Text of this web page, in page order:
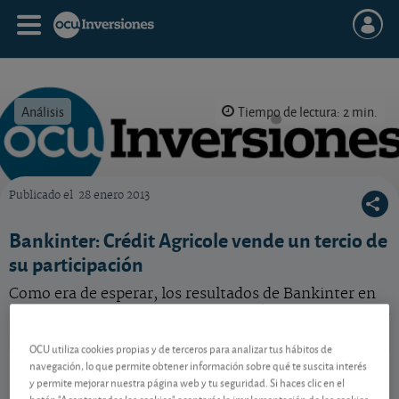
Análisis Tiempo de lectura: 2 min.
Publicado el 28 enero 2013
Bankinter: Crédit Agricole vende un tercio de
su participación
Como era de esperar, los resultados de Bankinter en
2012 recortan sus beneficios. ¿A qué se debe entonces
Bankinter
ES0113679I37
16,33 EUR
OCU utiliza cookies propias y de terceros para analizar tus hábitos de
navegación, lo que permite obtener información sobre qué te suscita interés
y permite mejorar nuestra página web y tu seguridad. Si haces clic en el